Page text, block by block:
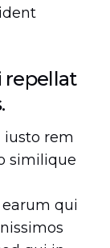
repellat
iusto rem
similique
qui